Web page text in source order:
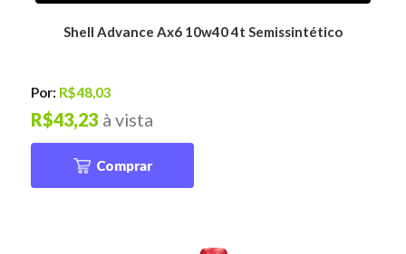
Shell Advance Ax6 10w40 4t Semissintético
Por: R$48,03
à vista
R$43,23
Comprar